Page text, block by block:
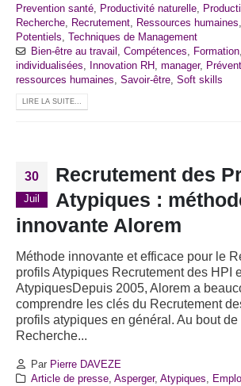
Prevention santé, Productivité naturelle,
Recherche, Recrutement, Ressources humaines,
Potentiels,
Techniques de Management
Bien-être au travail , Compétences, Formation,
individualisées, Innovation RH, manager,
ressources humaines, Savoir-être, Soft skills
LIRE LA SUITE...
30
Juil
Recrutement des
Atypiques :
innovante Alorem
Méthode innovante et efficace pour le
profils Atypiques Recrutement des HPI
AtypiquesDepuis 2005, Alorem a
comprendre les clés du Recrutement
profils atypiques en général. Au bout
Recherche...
Par Pierre DAVEZE
Article de presse, Asperger, Atypiques,